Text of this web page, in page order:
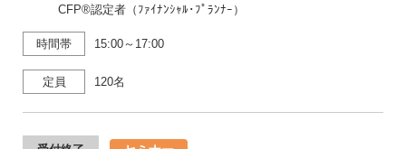
CFP®認定者（ﾌｧｲﾅﾝｼｬﾙ･ﾌﾟﾗﾝﾅｰ）
時間帯 15:00～17:00
定員 120名